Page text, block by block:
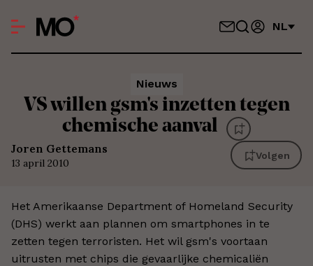
NL
Nieuws
VS willen gsm's inzetten tegen
chemische aanval
Joren Gettemans
13 april 2010
Volgen
Het Amerikaanse Department of Homeland Security
(DHS) werkt aan plannen om smartphones in te
zetten tegen terroristen. Het wil gsm's voortaan
uitrusten met chips die gevaarlijke chemicaliën